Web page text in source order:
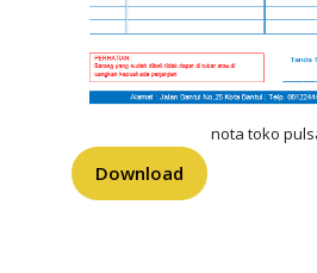
nota toko
Download